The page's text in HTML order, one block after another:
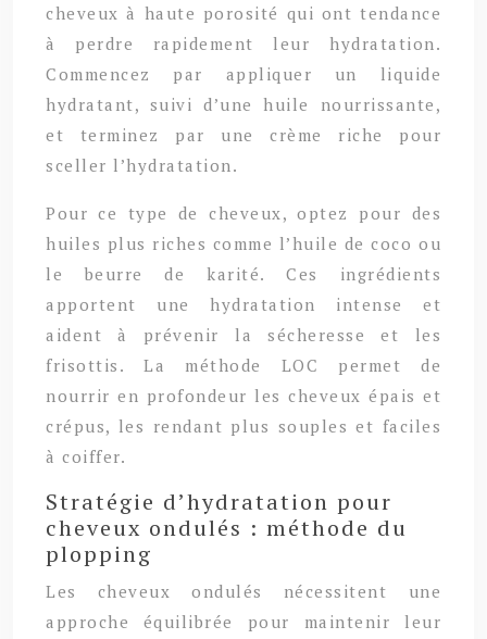
cheveux à haute porosité qui ont tendance
à perdre rapidement leur hydratation.
Commencez par appliquer un liquide
hydratant, suivi d’une huile nourrissante,
et terminez par une crème riche pour
sceller l’hydratation.
Pour ce type de cheveux, optez pour des
huiles plus riches comme l’huile de coco ou
le beurre de karité. Ces ingrédients
apportent une hydratation intense et
aident à prévenir la sécheresse et les
frisottis. La méthode LOC permet de
nourrir en profondeur les cheveux épais et
crépus, les rendant plus souples et faciles
à coiffer.
Stratégie d’hydratation pour
cheveux ondulés : méthode du
plopping
Les cheveux ondulés nécessitent une
approche équilibrée pour maintenir leur